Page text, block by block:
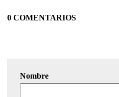
0 COMENTARIOS
Nombre